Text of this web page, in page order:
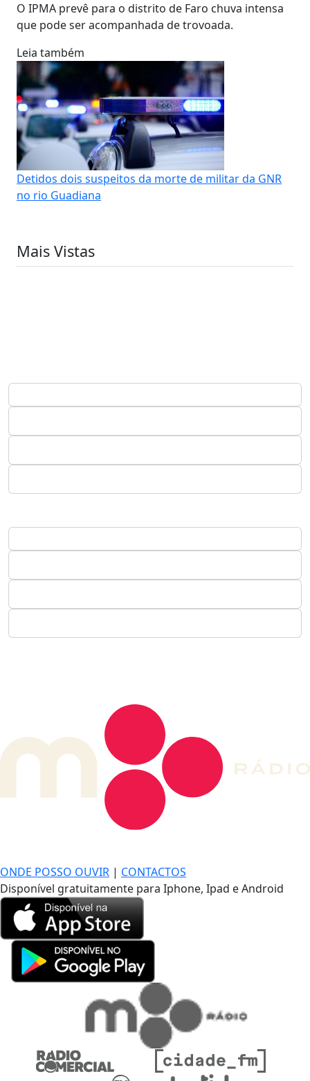
O IPMA prevê para o distrito de Faro chuva intensa
que pode ser acompanhada de trovoada.
Leia também
Detidos dois suspeitos da morte de militar da GNR
no rio Guadiana
Mais Vistas
ONDE POSSO OUVIR | CONTACTOS
Disponível gratuitamente para Iphone, Ipad e Android